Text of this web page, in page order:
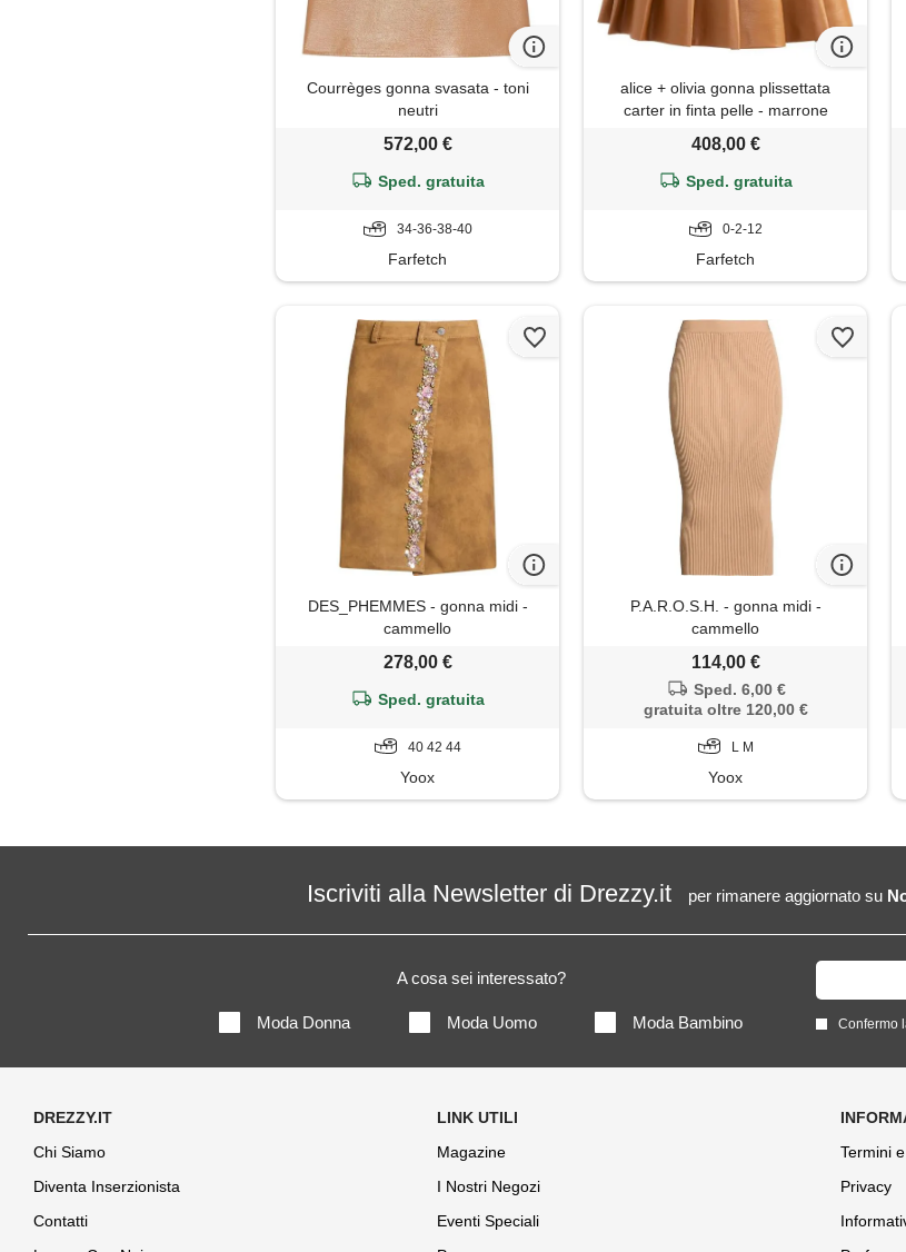
Courrèges gonna svasata - toni
neutri
572,00 €
Sped. gratuita
34-36-38-40
Farfetch
alice + olivia gonna plissettata
carter in finta pelle - marrone
408,00 €
Sped. gratuita
0-2-12
Farfetch
DES_PHEMMES - gonna midi -
cammello
278,00 €
Sped. gratuita
40 42 44
Yoox
P.A.R.O.S.H. - gonna midi -
cammello
114,00 €
Sped. 6,00 €
gratuita oltre 120,00 €
L M
Yoox
Iscriviti alla Newsletter di Drezzy.it per rimanere aggiornato su
A cosa sei interessato?
Moda Donna Moda Uomo Moda Bambino Confermo
Chi Siamo
Diventa Inserzionista
Contatti
Magazine
I Nostri Negozi
Eventi Speciali
Termini
Privacy